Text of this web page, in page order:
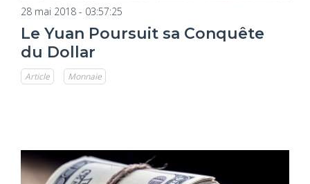
28 mai 2018 - 03:57:25
Le Yuan Poursuit sa Conquête
du Dollar
Article Monnaie